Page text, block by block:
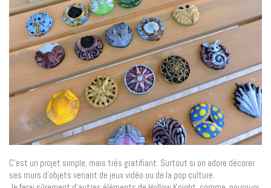
C’est un projet simple, mais très gratifiant. Surtout si on adore décorer
ses murs d’objets venant de jeux vidéo ou de la pop culture.